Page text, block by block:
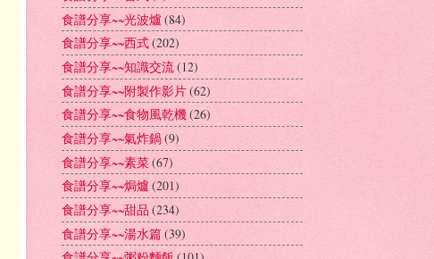
食譜分享~~光波爐 (84)
食譜分享~~西式(202)
食譜分享~~知識交流(12)
食譜分享~~附製作影片(62)
食譜分享~~食物風乾機(26)
食譜分享~~氣炸鍋(9)
食譜分享~~素菜(67)
食譜分享~~焗爐 (201)
食譜分享~~甜品 (234)
食譜分享~~湯水篇(39)